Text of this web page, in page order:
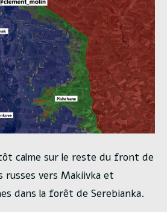
calme sur le reste du front de
russes vers Makiivka et
dans la forêt de Serebianka.